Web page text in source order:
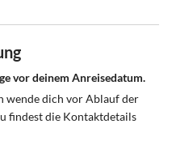
vor deinem Anreisedatum.
wende dich vor Ablauf der
findest die Kontaktdetails